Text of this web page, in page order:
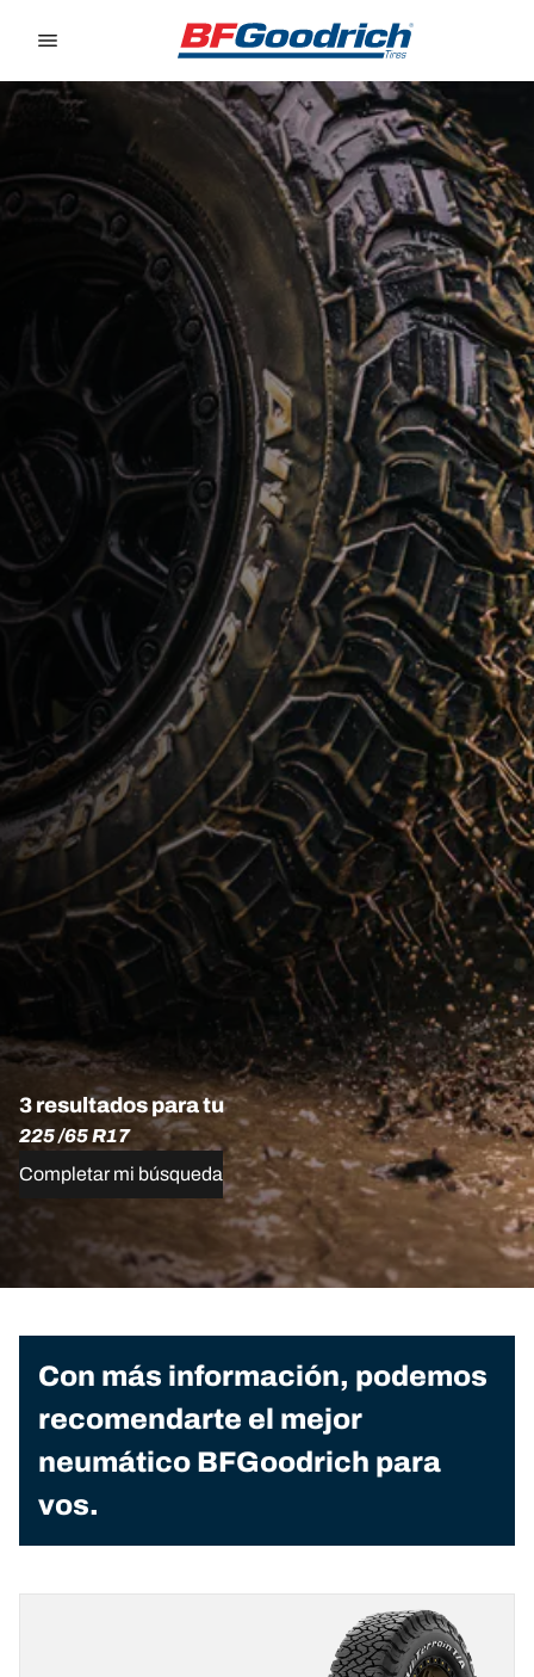
3 resultados para tu
225 /65 R17
Completar mi búsqueda
Con más información, podemos
recomendarte el mejor
neumático BFGoodrich para
vos.